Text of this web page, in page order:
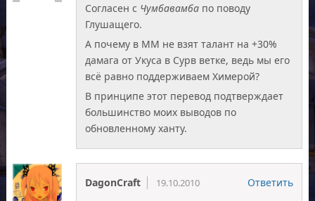
Согласен с Чумбавамба по поводу
Глушащего.
А почему в ММ не взят талант на +30%
дамага от Укуса в Сурв ветке, ведь мы его
всё равно поддерживаем Химерой?
В принципе этот перевод подтверждает
большинство моих выводов по
обновленному ханту.
DagonCraft 19.10.2010 Ответить